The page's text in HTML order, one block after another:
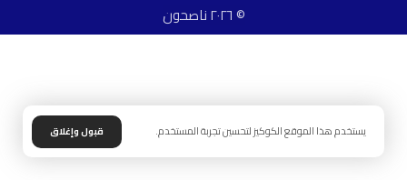
© ٢٠٢٦ ناصحون
يستخدم هذا الموقع الكوكيز لتحسين تجربة المستخدم. قبول وإغلاق